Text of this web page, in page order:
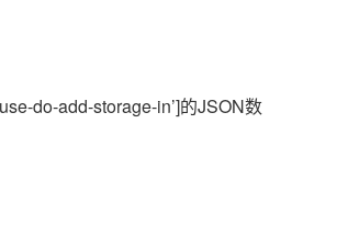
do-add-storage-in’]的JSON数